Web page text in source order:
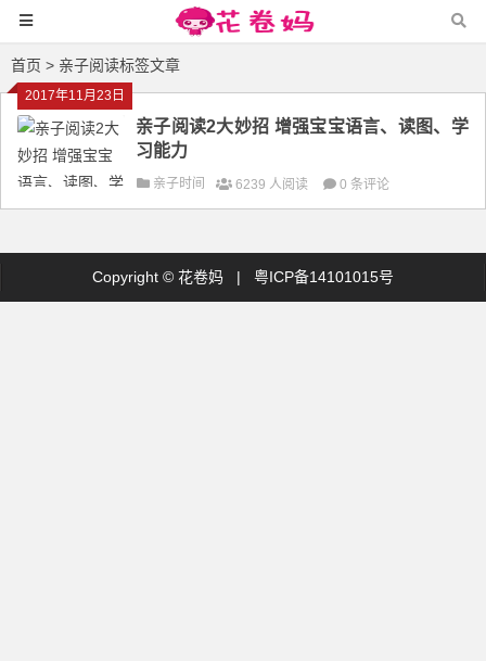
首页 > 亲子阅读标签文章
2017年11月23日
亲子阅读2大妙招 增强宝宝语言、读图、学
习能力
亲子时间 6239 人阅读 0 条评论
Copyright © 花卷妈 | 粤ICP备14101015号